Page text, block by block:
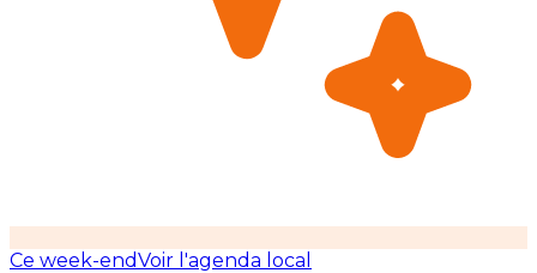
Ce week-endVoir l'agenda local